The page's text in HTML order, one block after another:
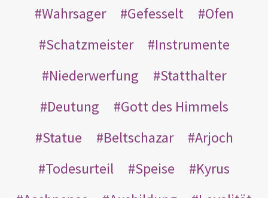
Wahrsager
Gefesselt
Ofen
Schatzmeister
Instrumente
Niederwerfung
Statthalter
Deutung
Gott des Himmels
Statue
Beltschazar
Arjoch
Todesurteil
Speise
Kyrus